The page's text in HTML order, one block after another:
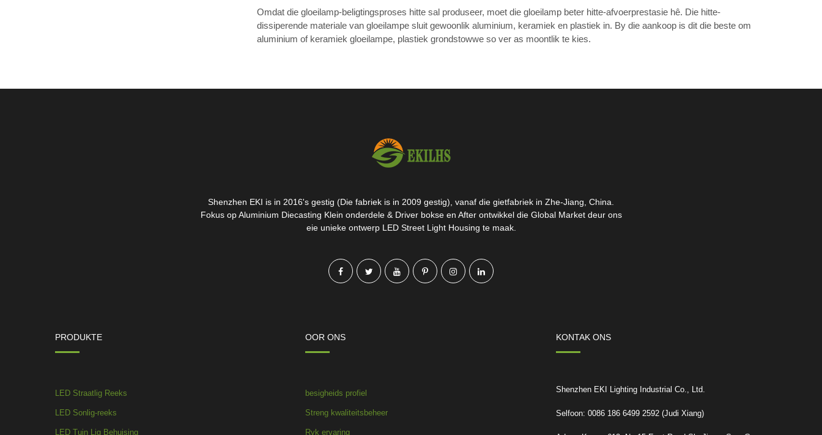
Omdat die gloeilamp-beligtingsproses hitte sal produseer, moet die gloeilamp beter hitte-afvoerprestasie hê. Die hitte-
dissiperende materiale van gloeilampe sluit gewoonlik aluminium, keramiek en plastiek in. By die aankoop is dit die beste om
aluminium of keramiek gloeilampe, plastiek grondstowwe so ver as moontlik te kies.
Shenzhen EKI is in 2016's gestig (Die fabriek is in 2009 gestig), vanaf die gietfabriek in Zhe-Jiang, China.
Fokus op Aluminium Diecasting Klein onderdele & Driver bokse en After ontwikkel die Global Market deur ons
eie unieke ontwerp LED Street Light Housing te maak.
PRODUKTE
LED Straatlig Reeks
LED Sonlig-reeks
LED Tuin Lig Behuising
OOR ONS
besigheids profiel
Streng kwaliteitsbeheer
Ryk ervaring
KONTAK ONS
Shenzhen EKI Lighting Industrial Co., Ltd.
Selfoon: 0086 186 6499 2592 (Judi Xiang)